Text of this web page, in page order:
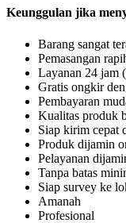
Keunggulan jika
Barang sangat
Pemasangan
Layanan 24 jam
Gratis ongkir
Pembayaran
Kualitas produk
Siap kirim cepat
Produk dijamin
Pelayanan
Tanpa batas
Siap survey ke
Amanah
Profesional